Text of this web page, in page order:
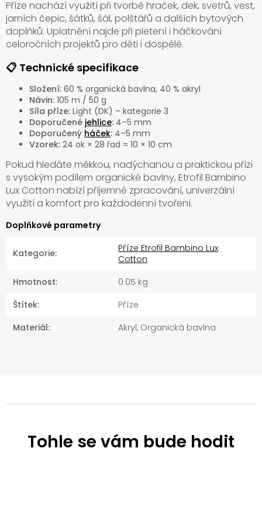
Příze nachází využití při tvorbě hraček, dek, svetrů, vest,
jarních čepic, šátků, šál, polštářů a dalších bytových
doplňků. Uplatnění najde při pletení i háčkování
celoročních projektů pro děti i dospělé.
📋 Technické specifikace
Složení: 60 % organická bavlna, 40 % akryl
Návin: 105 m / 50 g
Síla příze: Light (DK) – kategorie 3
Doporučené jehlice: 4–5 mm
Doporučený háček: 4–5 mm
Vzorek: 24 ok × 28 řad = 10 × 10 cm
Pokud hledáte měkkou, nadýchanou a praktickou přízi
s vysokým podílem organické bavlny, Etrofil Bambino
Lux Cotton nabízí příjemné zpracování, univerzální
využití a komfort pro každodenní tvoření.
Doplňkové parametry
Kategorie:
Příze Etrofil Bambino Lux
Cotton
Hmotnost:
0.05 kg
Štítek:
Příze
Materiál: Akryl, Organická bavlna